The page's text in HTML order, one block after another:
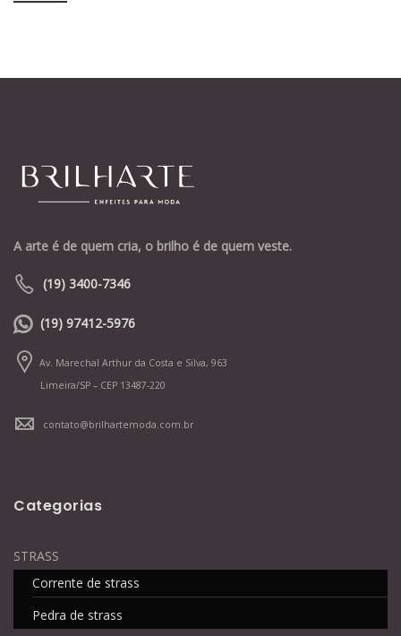
A arte é de quem cria, o brilho é de quem veste.
(19) 3400-7346
(19) 97412-5976
Av. Marechal Arthur da Costa e Silva, 963
Limeira/SP – CEP 13487-220
contato@brilhartemoda.com.br
Categorias
STRASS
Corrente de strass
Pedra de strass